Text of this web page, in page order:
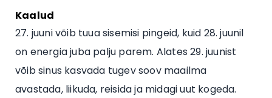
Kaalud
27. juuni võib tuua sisemisi pingeid, kuid 28. juunil
on energia juba palju parem. Alates 29. juunist
võib sinus kasvada tugev soov maailma
avastada, liikuda, reisida ja midagi uut kogeda.